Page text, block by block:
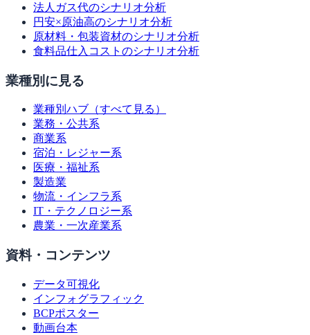
法人ガス代のシナリオ分析
円安×原油高のシナリオ分析
原材料・包装資材のシナリオ分析
食料品仕入コストのシナリオ分析
業種別に見る
業種別ハブ（すべて見る）
業務・公共系
商業系
宿泊・レジャー系
医療・福祉系
製造業
物流・インフラ系
IT・テクノロジー系
農業・一次産業系
資料・コンテンツ
データ可視化
インフォグラフィック
BCPポスター
動画台本